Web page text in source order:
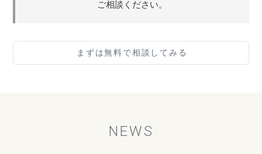
ご相談ください。
まずは無料で相談してみる
NEWS